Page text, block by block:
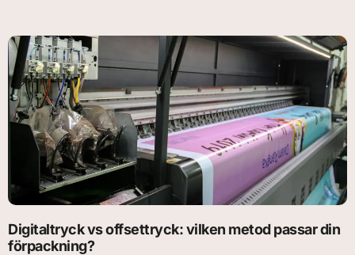
Digitaltryck vs offsettryck: vilken metod passar din
förpackning?